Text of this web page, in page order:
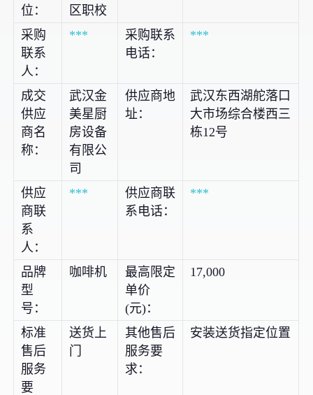
位：
区职校
采购
联系
人：
***
采购联系
电话：
***
成交
供应
商名
称：
武汉金
美星厨
房设备
有限公
司
供应商地
址：
武汉东西湖舵落口
大市场综合楼西三
栋12号
供应
商联
系
人：
***
供应商联
系电话：
***
品牌
型
号：
咖啡机
最高限定
单价
(元)：
17,000
标准
售后
服务
要
送货上
门
其他售后
服务要
求：
安装送货指定位置